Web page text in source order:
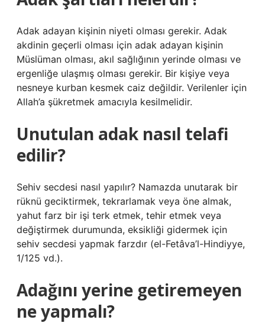
Adak adayan kişinin niyeti olması gerekir. Adak
akdinin geçerli olması için adak adayan kişinin
Müslüman olması, akıl sağlığının yerinde olması ve
ergenliğe ulaşmış olması gerekir. Bir kişiye veya
nesneye kurban kesmek caiz değildir. Verilenler için
Allah’a şükretmek amacıyla kesilmelidir.
Unutulan adak nasıl telafi
edilir?
Sehiv secdesi nasıl yapılır? Namazda unutarak bir
rüknü geciktirmek, tekrarlamak veya öne almak,
yahut farz bir işi terk etmek, tehir etmek veya
değiştirmek durumunda, eksikliği gidermek için
sehiv secdesi yapmak farzdır (el-Fetâva’l-Hindiyye,
1/125 vd.).
Adağını yerine getiremeyen
ne yapmalı?